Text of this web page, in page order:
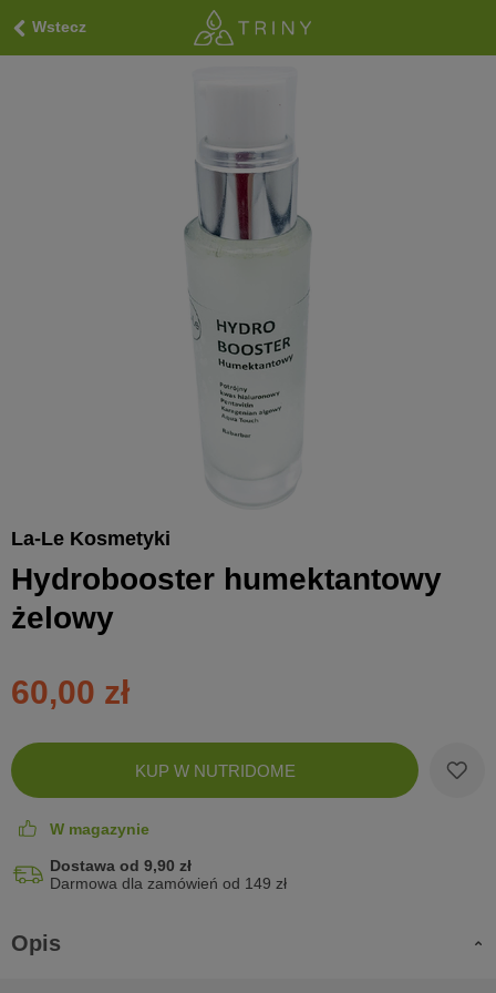
Wstecz
La-Le Kosmetyki
Hydrobooster humektantowy
żelowy
60,00 zł
Zobacz
koszyk
KUP W NUTRIDOME
W magazynie
Dostawa od 9,90 zł
Darmowa dla zamówień od 149 zł
Opis